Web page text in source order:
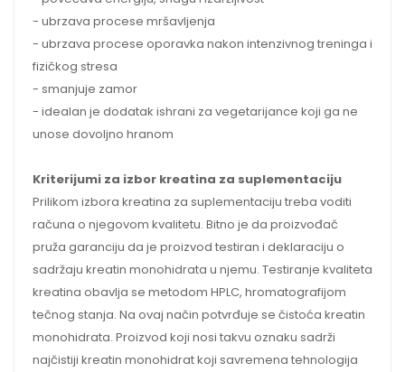
- ubrzava procese mršavljenja
- ubrzava procese oporavka nakon intenzivnog treninga i
fizičkog stresa
- smanjuje zamor
- idealan je dodatak ishrani za vegetarijance koji ga ne
unose dovoljno hranom
Kriterijumi za izbor kreatina za suplementaciju
Prilikom izbora kreatina za suplementaciju treba voditi
računa o njegovom kvalitetu. Bitno je da proizvođač
pruža garanciju da je proizvod testiran i deklaraciju o
sadržaju kreatin monohidrata u njemu. Testiranje kvaliteta
kreatina obavlja se metodom HPLC, hromatografijom
tečnog stanja. Na ovaj način potvrđuje se čistoća kreatin
monohidrata. Proizvod koji nosi takvu oznaku sadrži
najčistiji kreatin monohidrat koji savremena tehnologija